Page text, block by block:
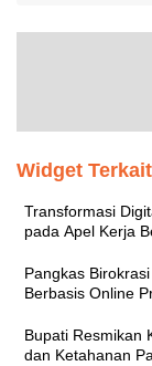
Widget Terkait
Transformasi
pada Apel Kerja
Pangkas
Berbasis Online
Bupati Resmikan
dan Ketahanan